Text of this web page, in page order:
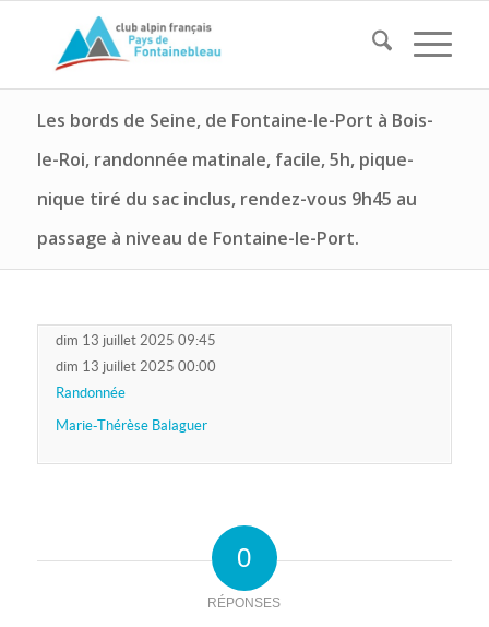
Les bords de Seine, de Fontaine-le-Port à Bois-
le-Roi, randonnée matinale, facile, 5h, pique-
nique tiré du sac inclus, rendez-vous 9h45 au
passage à niveau de Fontaine-le-Port.
dim 13 juillet 2025 09:45
dim 13 juillet 2025 00:00
Randonnée
Marie-Thérèse Balaguer
0
RÉPONSES